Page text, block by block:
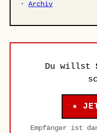
·Archiv
Du willst
★
Empfänger ist